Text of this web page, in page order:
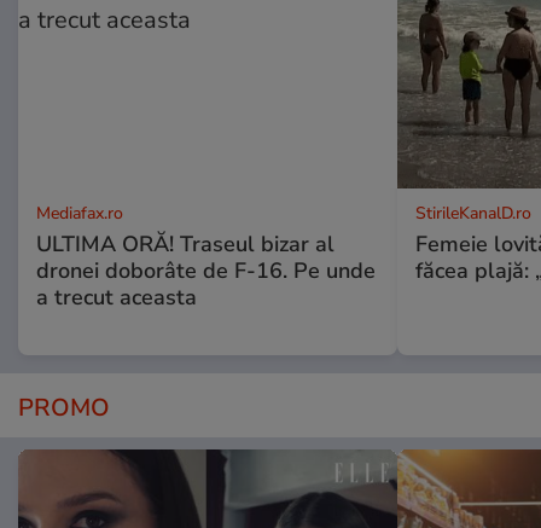
Mediafax.ro
ULTIMA ORĂ! Traseul bizar al
dronei doborâte de F-16. Pe unde
a trecut aceasta
StirileKanalD.ro
Femeie
făcea plajă:
PROMO